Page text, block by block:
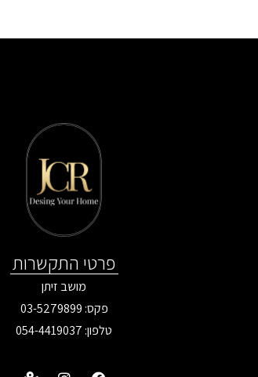
פרטי התקשרות
מושב זיתן
פקס: 03-5279899
טלפון: 054-4419037